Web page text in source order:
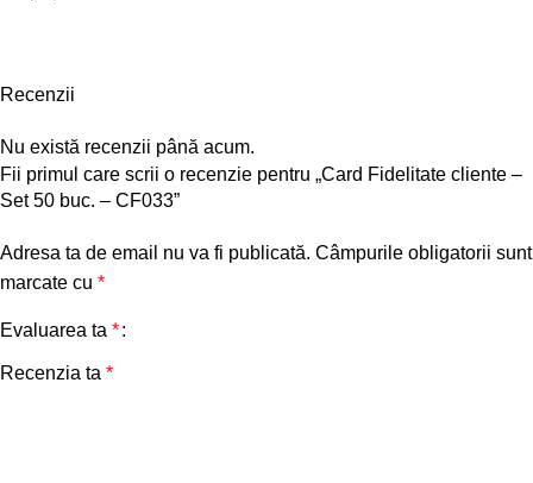
Recenzii
Nu există recenzii până acum.
Fii primul care scrii o recenzie pentru „Card Fidelitate cliente –
Set 50 buc. – CF033”
Adresa ta de email nu va fi publicată. Câmpurile obligatorii sunt
marcate cu *
Evaluarea ta *
Recenzia ta *